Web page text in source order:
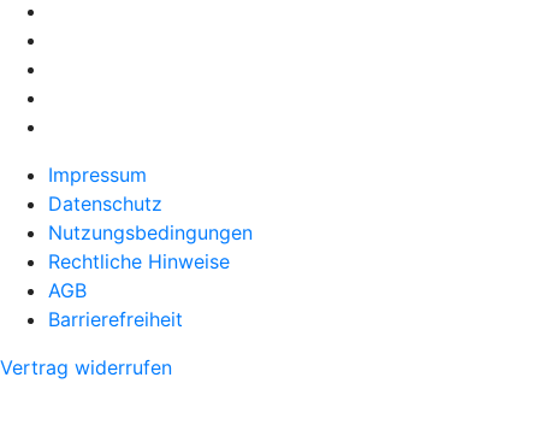
Impressum
Datenschutz
Nutzungsbedingungen
Rechtliche Hinweise
AGB
Barrierefreiheit
Vertrag widerrufen